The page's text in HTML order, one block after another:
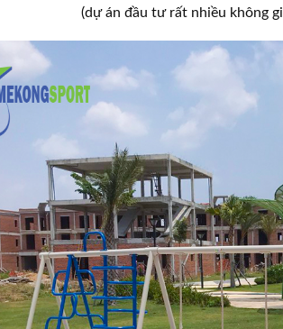
(dự án đầu tư rất nhiều không